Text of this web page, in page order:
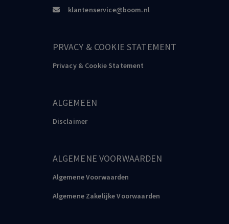
klantenservice@boom.nl
PRVACY & COOKIE STATEMENT
Privacy & Cookie Statement
ALGEMEEN
Disclaimer
ALGEMENE VOORWAARDEN
Algemene Voorwaarden
Algemene Zakelijke Voorwaarden